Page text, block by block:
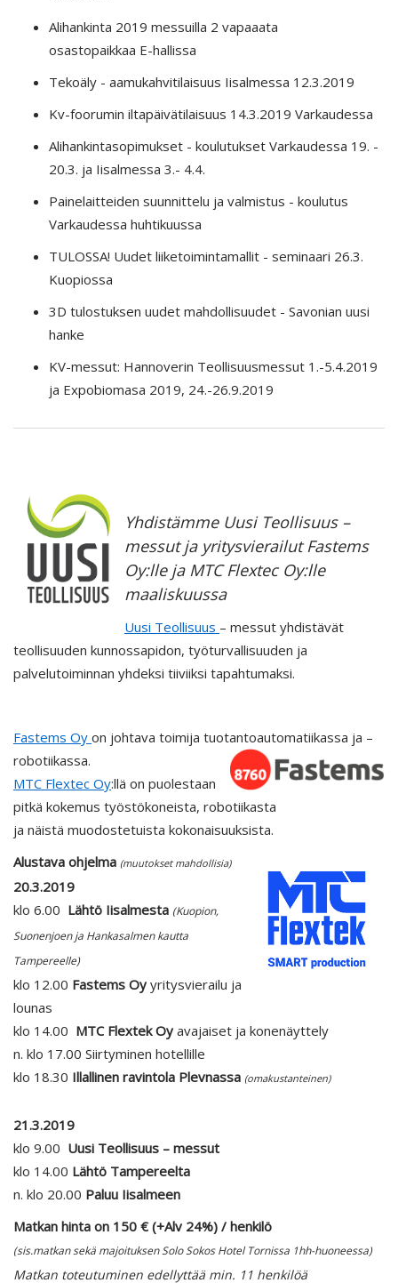
Alihankinta 2019 messuilla 2 vapaaata
osastopaikkaa E-hallissa
Tekoäly - aamukahvitilaisuus Iisalmessa 12.3.2019
Kv-foorumin iltapäivätilaisuus 14.3.2019 Varkaudessa
Alihankintasopimukset - koulutukset Varkaudessa 19. -
20.3. ja Iisalmessa 3.- 4.4.
Painelaitteiden suunnittelu ja valmistus - koulutus
Varkaudessa huhtikuussa
TULOSSA! Uudet liiketoimintamallit - seminaari 26.3.
Kuopiossa
3D tulostuksen uudet mahdollisuudet - Savonian uusi
hanke
KV-messut: Hannoverin Teollisuusmessut 1.-5.4.2019
ja Expobiomasa 2019, 24.-26.9.2019
Yhdistämme Uusi Teollisuus –
messut ja yritysvierailut Fastems
Oy:lle ja MTC Flextec Oy:lle
maaliskuussa
Uusi Teollisuus – messut yhdistävät
teollisuuden kunnossapidon, työturvallisuuden ja
palvelutoiminnan yhdeksi tiiviiksi tapahtumaksi.
Fastems Oy on johtava toimija tuotantoautomatiikassa ja –
robotiikassa.
MTC Flextec Oy:llä on puolestaan
pitkä kokemus työstökoneista, robotiikasta
ja näistä muodostetuista kokonaisuuksista.
Alustava ohjelma (muutokset mahdollisia)
20.3.2019
klo 6.00 Lähtö Iisalmesta (Kuopion,
Suonenjoen ja Hankasalmen kautta
Tampereelle)
klo 12.00 Fastems Oy yritysvierailu ja
lounas
klo 14.00 MTC Flextek Oy avajaiset ja konenäyttely
n. klo 17.00 Siirtyminen hotellille
klo 18.30 Illallinen ravintola Plevnassa (omakustanteinen)
21.3.2019
klo 9.00 Uusi Teollisuus – messut
klo 14.00 Lähtö Tampereelta
n. klo 20.00 Paluu Iisalmeen
Matkan hinta on 150 € (+Alv 24%) / henkilö
(sis.matkan sekä majoituksen Solo Sokos Hotel Tornissa 1hh-huoneessa)
Matkan toteutuminen edellyttää min. 11 henkilöä